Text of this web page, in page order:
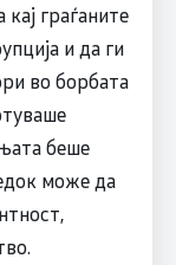
кај граѓаните
и да ги
во борбата
беше
може да